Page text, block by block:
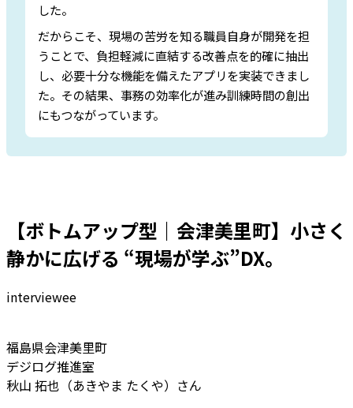
した。
だからこそ、現場の苦労を知る職員自身が開発を担
うことで、負担軽減に直結する改善点を的確に抽出
し、必要十分な機能を備えたアプリを実装できまし
た。その結果、事務の効率化が進み訓練時間の創出
にもつながっています。
【ボトムアップ型｜会津美里町】小さく
静かに広げる “現場が学ぶ”DX。
interviewee
福島県会津美里町
デジログ推進室
秋山 拓也（あきやま たくや）さん